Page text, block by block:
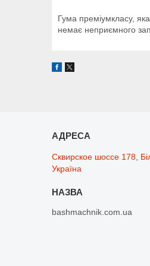
Гума преміумкласу,
немає неприємного
Сквирское шоссе 178,
Україна
bashmachnik.com.ua